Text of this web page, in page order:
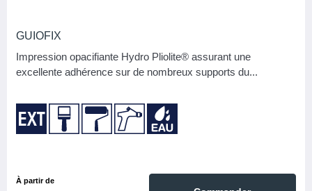
Guittet
Seigneurie
Brosse
11
GUIOFIX
Impression opacifiante Hydro Pliolite® assurant une
excellente adhérence sur de nombreux supports du...
À partir de